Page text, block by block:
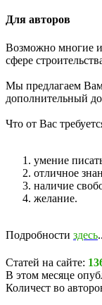
Для авторов
Возможно многие
сфере
Мы предлагаем Вам
дополнительный
Что от Вас
умение
отличное
наличие
желание.
Подробности здесь
Статей на сайте:
В этом месяце
Количест во